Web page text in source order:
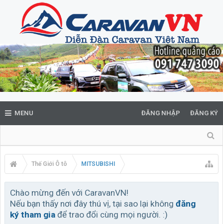
MENU ĐĂNG NHẬP ĐĂNG KÝ
Thế Giới Ô tô MITSUBISHI
Chào mừng đến với CaravanVN!
Nếu bạn thấy nơi đây thú vị, tại sao lại không đăng
ký tham gia để trao đổi cùng mọi người. :)